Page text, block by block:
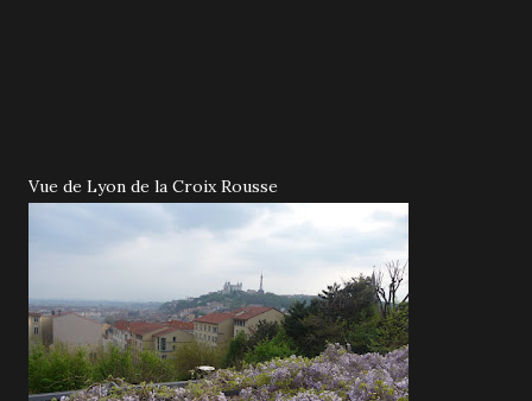
Vue de Lyon de la Croix Rousse